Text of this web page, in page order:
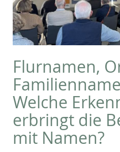
Flurnamen,
Welche
erbringt die
mit Namen?